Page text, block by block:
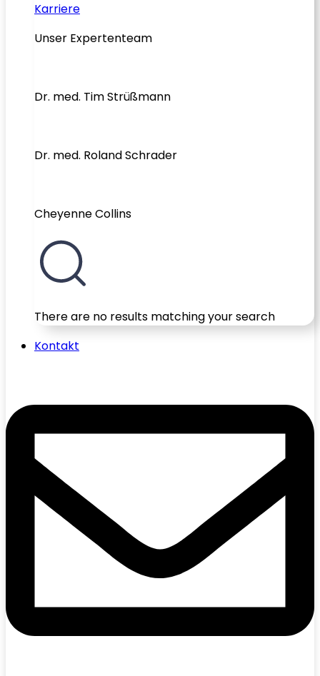
Karriere
Unser Expertenteam
Dr. med. Tim Strüßmann
Dr. med. Roland Schrader
Cheyenne Collins
There are no results matching your search
Kontakt